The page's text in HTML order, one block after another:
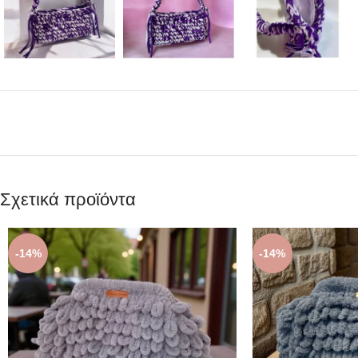
Σχετικά προϊόντα
-14% -14%